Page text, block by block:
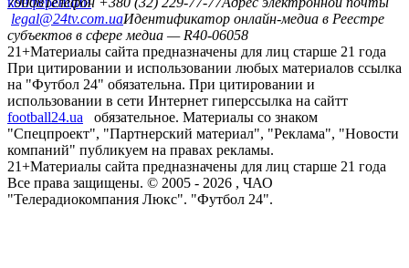
legal@24tv.com.uaИдентификатор онлайн-медиа в Реестре
субъектов в сфере медиа — R40-06058
21+Материалы сайта предназначены для лиц старше 21 года
При цитировании и использовании любых материалов ссылка
на "Футбол 24" обязательна. При цитировании и
использовании в сети Интернет гиперссылка на сайтт
football24.ua
обязательное. Материалы со знаком
"Спецпроект", "Партнерский материал", "Реклама", "Новости
компаний" публикуем на правах рекламы.
21+Материалы сайта предназначены для лиц старше 21 года
Все права защищены. © 2005 - 2026 , ЧАО
"Телерадиокомпания Люкс". "Футбол 24".